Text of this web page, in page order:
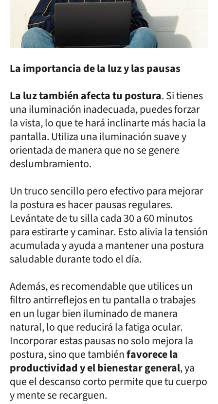
La importancia de la luz y las pausas
La luz también afecta tu postura. Si tienes
una iluminación inadecuada, puedes forzar
la vista, lo que te hará inclinarte más hacia la
pantalla. Utiliza una iluminación suave y
orientada de manera que no se genere
deslumbramiento.
Un truco sencillo pero efectivo para mejorar
la postura es hacer pausas regulares.
Levántate de tu silla cada 30 a 60 minutos
para estirarte y caminar. Esto alivia la tensión
acumulada y ayuda a mantener una postura
saludable durante todo el día.
Además, es recomendable que utilices un
filtro antirreflejos en tu pantalla o trabajes
en un lugar bien iluminado de manera
natural, lo que reducirá la fatiga ocular.
Incorporar estas pausas no solo mejora la
postura, sino que tambiénfavorece la
productividad y el bienestar general, ya
que el descanso corto permite que tu cuerpo
y mente se recarguen.